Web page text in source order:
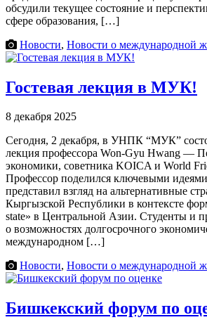
обсудили текущее состояние и
сфере образования, […]
Новости, Новости о международной
Гостевая лекция в МУК!
8 декабря 2025
Сегодня, 2 декабря, в УНПК “МУК”
лекция профессора Won-Gyu Hwang —
экономики, советника KOICA и World
Профессор поделился ключевыми
представил взгляд на альтернативные
Кыргызской Республики в контексте
state» в Центральной Азии. Студенты и
о возможностях долгосрочного
международном […]
Новости, Новости о международной
Бишкекский форум по